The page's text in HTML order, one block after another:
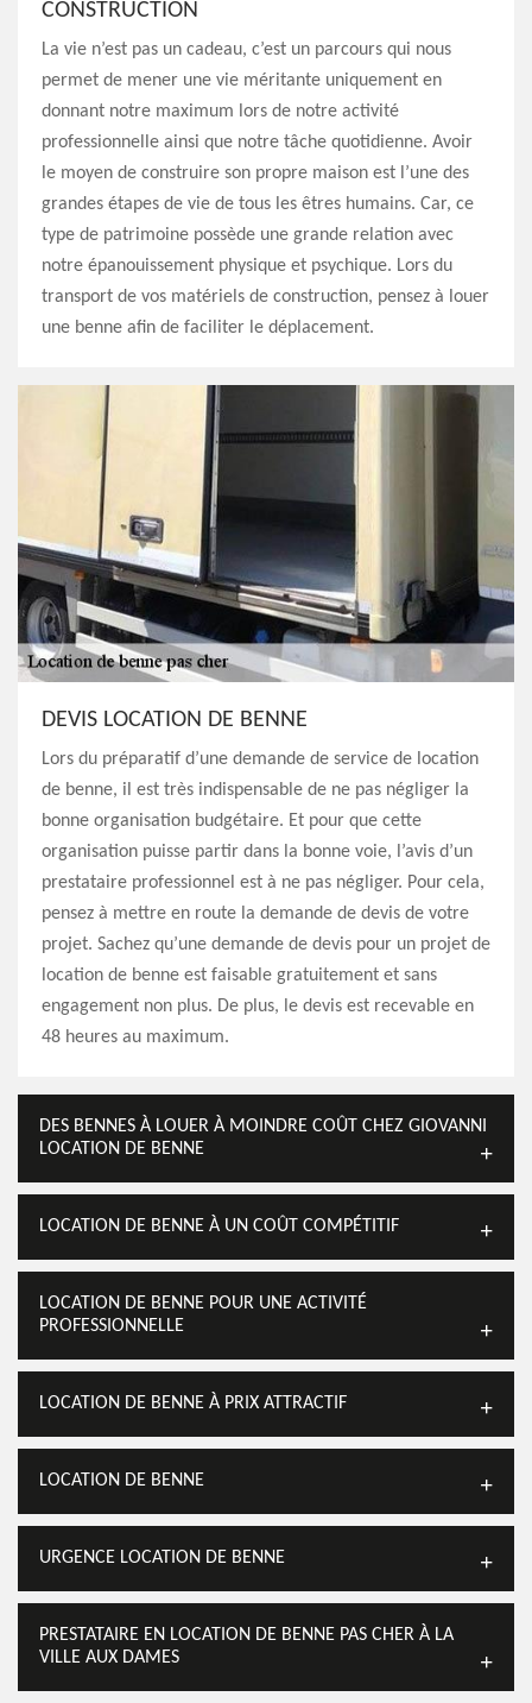
CONSTRUCTION
La vie n’est pas un cadeau, c’est un parcours qui nous
permet de mener une vie méritante uniquement en
donnant notre maximum lors de notre activité
professionnelle ainsi que notre tâche quotidienne. Avoir
le moyen de construire son propre maison est l’une des
grandes étapes de vie de tous les êtres humains. Car, ce
type de patrimoine possède une grande relation avec
notre épanouissement physique et psychique. Lors du
transport de vos matériels de construction, pensez à louer
une benne afin de faciliter le déplacement.
DEVIS LOCATION DE BENNE
Lors du préparatif d’une demande de service de location
de benne, il est très indispensable de ne pas négliger la
bonne organisation budgétaire. Et pour que cette
organisation puisse partir dans la bonne voie, l’avis d’un
prestataire professionnel est à ne pas négliger. Pour cela,
pensez à mettre en route la demande de devis de votre
projet. Sachez qu’une demande de devis pour un projet de
location de benne est faisable gratuitement et sans
engagement non plus. De plus, le devis est recevable en
48 heures au maximum.
DES BENNES À LOUER À MOINDRE COÛT CHEZ GIOVANNI
LOCATION DE BENNE
LOCATION DE BENNE À UN COÛT COMPÉTITIF
LOCATION DE BENNE POUR UNE ACTIVITÉ
PROFESSIONNELLE
LOCATION DE BENNE À PRIX ATTRACTIF
LOCATION DE BENNE
URGENCE LOCATION DE BENNE
PRESTATAIRE EN LOCATION DE BENNE PAS CHER À LA
VILLE AUX DAMES